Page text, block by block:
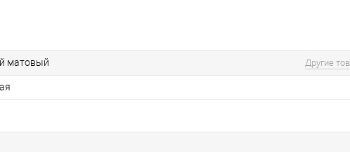
матовый Другие